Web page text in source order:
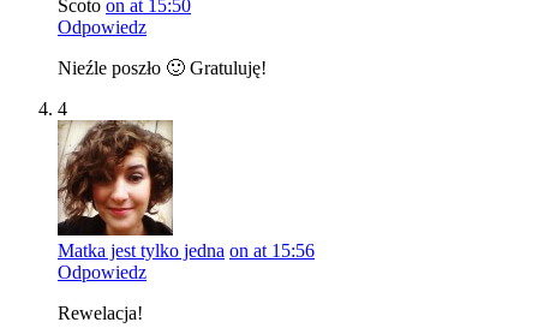
Scoto on at 15:50
Odpowiedz
Nieźle poszło 🙂 Gratuluję!
4
Matka jest tylko jedna on at 15:56
Odpowiedz
Rewelacja!